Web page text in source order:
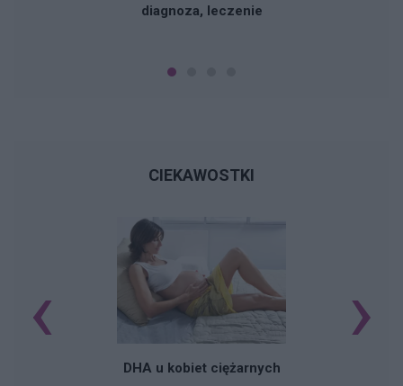
diagnoza, leczenie
CIEKAWOSTKI
DHA u kobiet ciężarnych
‹ ›